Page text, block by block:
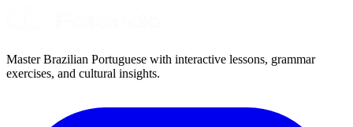
Master Brazilian Portuguese with interactive lessons, grammar
exercises, and cultural insights.